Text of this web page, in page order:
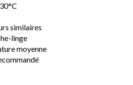
similaires
linge
moyenne